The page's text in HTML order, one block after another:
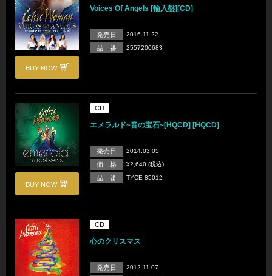
BUY NOW
Voices Of Angels [輸入盤][CD]
発売日 2016.11.22
品 番 2557200683
BUY NOW
CD
エメラルド~音の宝石~[HQCD] [HQCD]
発売日 2014.03.05
価 格 ¥2,640 (税込)
品 番 TYCE-85012
CD
心のクリスマス
発売日 2012.11.07